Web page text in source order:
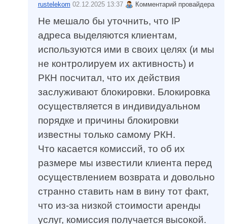
rustelekom 02.12.2025 13:37 Комментарий провайдера
Не мешало бы уточнить, что IP
адреса выделяются клиентам,
используются ими в своих целях (и мы
не контролируем их активность) и
РКН посчитал, что их действия
заслуживают блокировки. Блокировка
осуществляется в индивидуальном
порядке и причины блокировки
известны только самому РКН.
Что касается комиссий, то об их
размере мы известили клиента перед
осуществлением возврата и довольно
странно ставить нам в вину тот факт,
что из-за низкой стоимости аренды
услуг, комиссия получается высокой.